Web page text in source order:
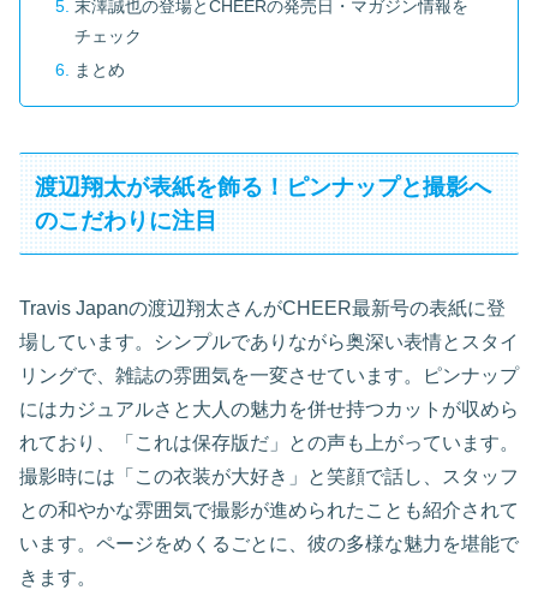
末澤誠也の登場とCHEERの発売日・マガジン情報を
チェック
まとめ
渡辺翔太が表紙を飾る！ピンナップと撮影へ
のこだわりに注目
Travis Japanの渡辺翔太さんがCHEER最新号の表紙に登
場しています。シンプルでありながら奥深い表情とスタイ
リングで、雑誌の雰囲気を一変させています。ピンナップ
にはカジュアルさと大人の魅力を併せ持つカットが収めら
れており、「これは保存版だ」との声も上がっています。
撮影時には「この衣装が大好き」と笑顔で話し、スタッフ
との和やかな雰囲気で撮影が進められたことも紹介されて
います。ページをめくるごとに、彼の多様な魅力を堪能で
きます。